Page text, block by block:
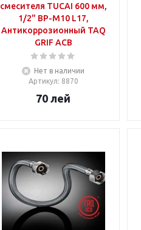
смесителя TUCAI 600 мм,
1/2" ВР-М10 L17,
Антикоррозионный TAQ
GRIF ACB
Нет в наличии
Артикул: 8870
70 лей